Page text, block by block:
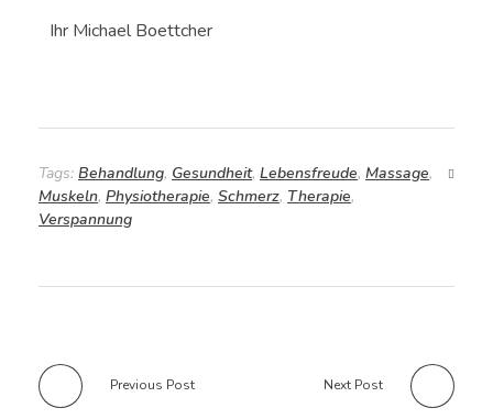
Ihr Michael Boettcher
Tags: Behandlung, Gesundheit, Lebensfreude, Massage,
Muskeln, Physiotherapie, Schmerz, Therapie,
Verspannung
Previous Post Next Post